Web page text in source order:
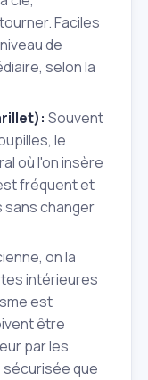
Faciles
de
selon la
Souvent
le
où l'on insère
fréquent et
sans changer
on la
intérieures
est
être
par les
sécurisée que